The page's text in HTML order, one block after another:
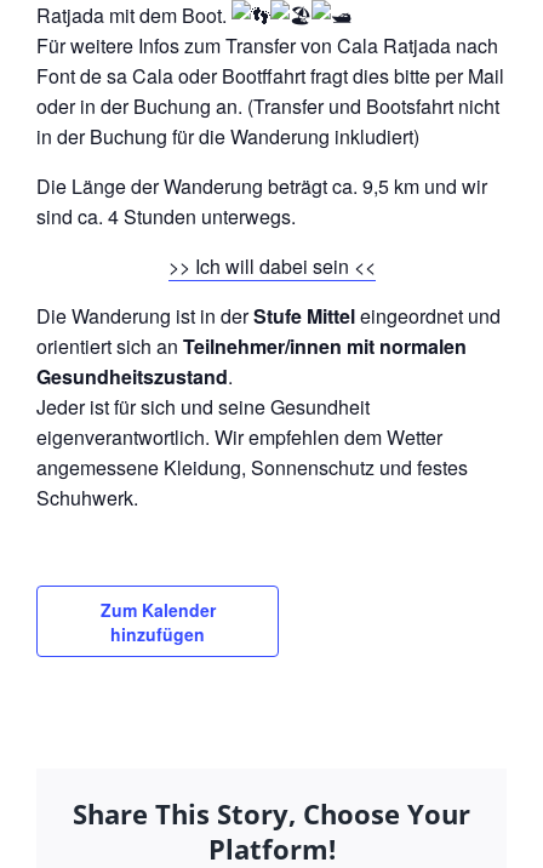
Ratjada mit dem Boot.
Für weitere Infos zum Transfer von Cala Ratjada nach
Font de sa Cala oder Bootffahrt fragt dies bitte per Mail
oder in der Buchung an. (Transfer und Bootsfahrt nicht
in der Buchung für die Wanderung inkludiert)
Die Länge der Wanderung beträgt ca. 9,5 km und wir
sind ca. 4 Stunden unterwegs.
>> Ich will dabei sein <<
Die Wanderung ist in derStufe Mitteleingeordnet und
orientiert sich an Teilnehmer/innen mit normalen
Gesundheitszustand.
Jeder ist für sich und seine Gesundheit
eigenverantwortlich. Wir empfehlen dem Wetter
angemessene Kleidung, Sonnenschutz und festes
Schuhwerk.
Zum Kalender
hinzufügen
Share This Story, Choose Your
Platform!